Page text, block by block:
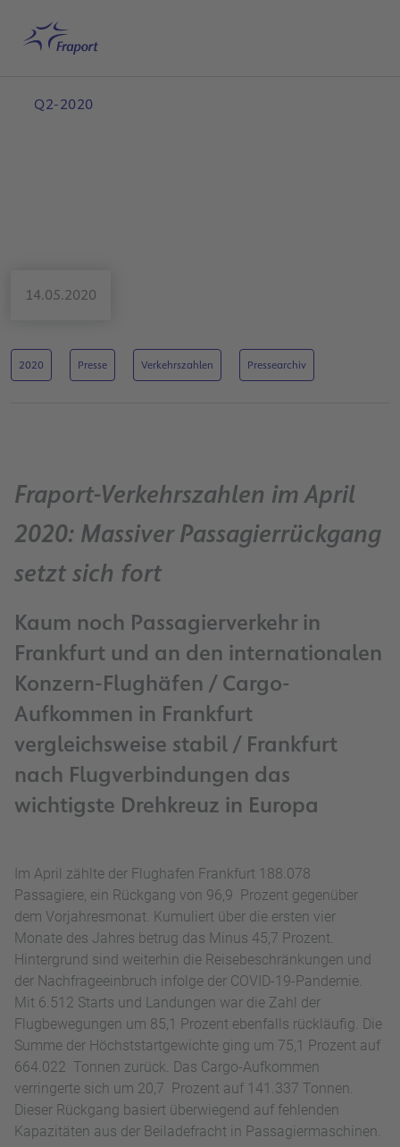
Startseite
Q2-2020
14.05.2020
2020 Presse Verkehrszahlen Pressearchiv
Fraport-Verkehrszahlen im April
2020: Massiver Passagierrückgang
setzt sich fort
Kaum noch Passagierverkehr in
Frankfurt und an den internationalen
Konzern-Flughäfen / Cargo-
Aufkommen in Frankfurt
vergleichsweise stabil / Frankfurt
nach Flugverbindungen das
wichtigste Drehkreuz in Europa
Im April zählte der Flughafen Frankfurt 188.078
Passagiere, ein Rückgang von 96,9 Prozent gegenüber
dem Vorjahresmonat. Kumuliert über die ersten vier
Monate des Jahres betrug das Minus 45,7 Prozent.
Hintergrund sind weiterhin die Reisebeschränkungen und
der Nachfrageeinbruch infolge der COVID-19-Pandemie.
Mit 6.512 Starts und Landungen war die Zahl der
Flugbewegungen um 85,1 Prozent ebenfalls rückläufig. Die
Summe der Höchststartgewichte ging um 75,1 Prozent auf
664.022 Tonnen zurück. Das Cargo-Aufkommen
verringerte sich um 20,7 Prozent auf 141.337 Tonnen.
Dieser Rückgang basiert überwiegend auf fehlenden
Kapazitäten aus der Beiladefracht in Passagiermaschinen.